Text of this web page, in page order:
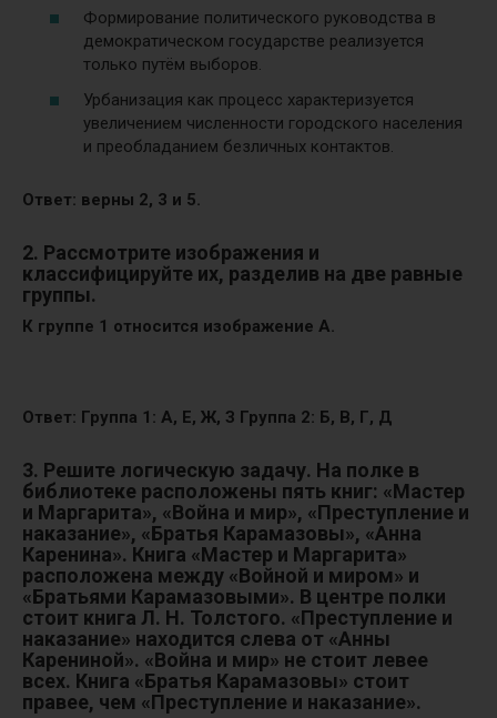
Формирование политического руководства в
демократическом государстве реализуется
только путём выборов.
Урбанизация как процесс характеризуется
увеличением численности городского населения
и преобладанием безличных контактов.
Ответ: верны 2, 3 и 5.
2. Рассмотрите изображения и
классифицируйте их, разделив на две равные
группы.
К группе 1 относится изображение А.
Ответ: Группа 1: А, Е, Ж, З Группа 2: Б, В, Г, Д
3. Решите логическую задачу. На полке в
библиотеке расположены пять книг: «Мастер
и Маргарита», «Война и мир», «Преступление и
наказание», «Братья Карамазовы», «Анна
Каренина». Книга «Мастер и Маргарита»
расположена между «Войной и миром» и
«Братьями Карамазовыми». В центре полки
стоит книга Л. Н. Толстого. «Преступление и
наказание» находится слева от «Анны
Карениной». «Война и мир» не стоит левее
всех. Книга «Братья Карамазовы» стоит
правее, чем «Преступление и наказание».